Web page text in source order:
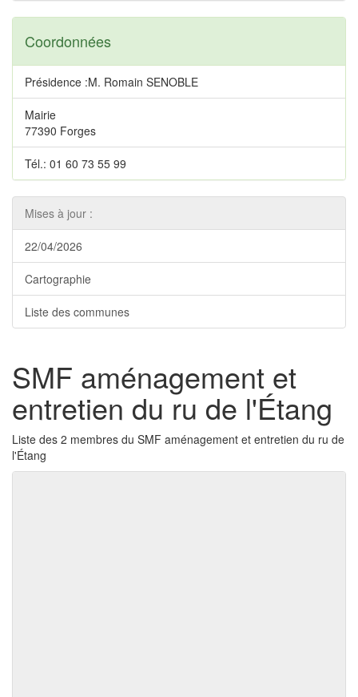
Coordonnées
Présidence :M. Romain SENOBLE
Mairie
77390 Forges
Tél.: 01 60 73 55 99
Mises à jour :
22/04/2026
Cartographie
Liste des communes
SMF aménagement et
entretien du ru de l'Étang
Liste des 2 membres du SMF aménagement et entretien du ru de
l'Étang